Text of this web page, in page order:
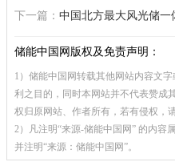
下一篇： 中国北方最大风光储
储能中国网版权及免责声明：
1）储能中国网转载其他网站内容文
利之目的，同时本网站并不代表赞成
权归原网站、作者所有，若有侵权，
2）凡注明“来源-储能中国网” 的内容
并注明“来源：储能中国网”。